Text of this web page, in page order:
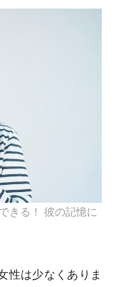
きる！ 彼の記憶に
性は少なくありま